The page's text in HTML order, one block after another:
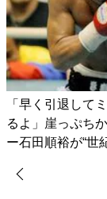
「早く引退して
るよ」崖っぷち
ー石田順裕が“世